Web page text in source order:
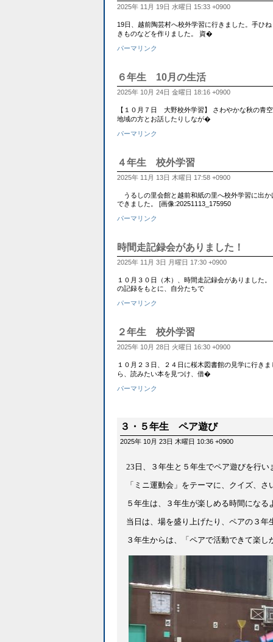
2025年 11月 19日 水曜日 15:33 +0900
19日、越前陶芸村へ校外学習に行きました。手ひ
きものなどを作りました。 資�
パーマリンク
６年生 10月の生活
2025年 10月 24日 金曜日 18:16 +0900
【１０月７日 大野校外学習】 さわやかな秋の青
地域の方とお話したりしなが�
パーマリンク
４年生 校外学習
2025年 11月 13日 木曜日 17:58 +0900
うるしの里会館と越前和紙の里へ校外学習に出
できました。 [画像:20251113_175950
パーマリンク
時間走記録会がありました！
2025年 11月 3日 月曜日 17:30 +0900
１０月３０日（木）、時間走記録会がありました
の記録をもとに、自分たちで
パーマリンク
２年生 校外学習
2025年 10月 28日 火曜日 16:30 +0900
１０月２３日、２４日に桜木図書館の見学に行き
ら、読みたい本を見つけ、借�
パーマリンク
３・５年生 ペア遊び
2025年 10月 23日 木曜日 10:36 +0900
23日、３年生と５年生でペア遊びを行い
「ミニ運動会」をテーマに、クイズ、
５年生は、３年生が楽しめる時間にな
当日は、場を盛り上げたり、ペアの３
３年生からは、「ペアで活動できて楽